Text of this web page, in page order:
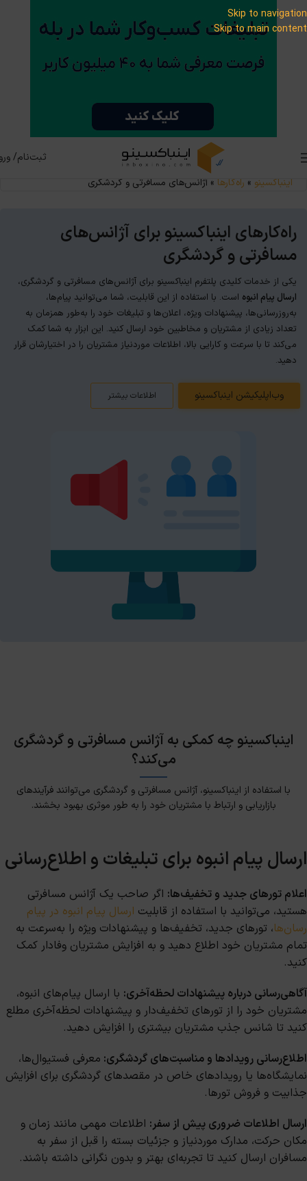
Skip to navigation
Skip to main content
ثبت‌نام/
اینباکسینو » راه‌کارها » آژانس‌های مسافرتی و گردشگری
راه‌کارهای اینباکسینو برای آژانس‌های
مسافرتی و گردشگری
یکی از خدمات کلیدی پلتفرم اینباکسینو برای آژانس‌های مسافرتی و گردشگری،
ارسال پیام انبوه است. با استفاده از این قابلیت، شما می‌توانید پیام‌ها،
به‌روزرسانی‌ها، پیشنهادات ویژه، اعلان‌ها و تبلیغات خود را به‌طور همزمان به
تعداد زیادی از مشتریان و مخاطبین خود ارسال کنید. این ابزار به شما کمک
می‌کند تا با سرعت و کارایی بالا، اطلاعات موردنیاز مشتریان را در اختیارشان قرار
دهید.
وب‌اپلیکیشن اینباکسینو اطلاعات بیشتر
اینباکسینو چه کمکی به آژانس مسافرتی و گردشگری
می‌کند؟
با استفاده از اینباکسینو، آژانس مسافرتی و گردشگری می‌توانند فرآیندهای
بازاریابی و ارتباط با مشتریان خود را به طور موثری بهبود بخشند.
ارسال پیام انبوه برای تبلیغات و اطلاع‌رسانی
اعلام تورهای جدید و تخفیف‌ها: اگر صاحب یک آژانس مسافرتی
هستید، می‌توانید با استفاده از قابلیت ارسال پیام انبوه در پیام
رسان‌ها، تورهای جدید، تخفیف‌ها و پیشنهادات ویژه را به‌سرعت به
تمام مشتریان خود اطلاع دهید و به افزایش مشتریان وفادار کمک
کنید.
آگاهی‌رسانی درباره پیشنهادات لحظه‌آخری: با ارسال پیام‌های انبوه،
مشتریان خود را از تورهای تخفیف‌دار و پیشنهادات لحظه‌آخری مطلع
کنید تا شانس جذب مشتریان بیشتری را افزایش دهید.
اطلاع‌رسانی رویدادها و مناسبت‌های گردشگری: معرفی فستیوال‌ها،
نمایشگاه‌ها یا رویدادهای خاص در مقصدهای گردشگری برای افزایش
جذابیت و فروش تورها.
ارسال اطلاعات ضروری پیش از سفر: اطلاعات مهمی مانند زمان و
مکان حرکت، مدارک موردنیاز و جزئیات بسته را قبل از سفر به
مسافران ارسال کنید تا تجربه‌ای بهتر و بدون نگرانی داشته باشند.